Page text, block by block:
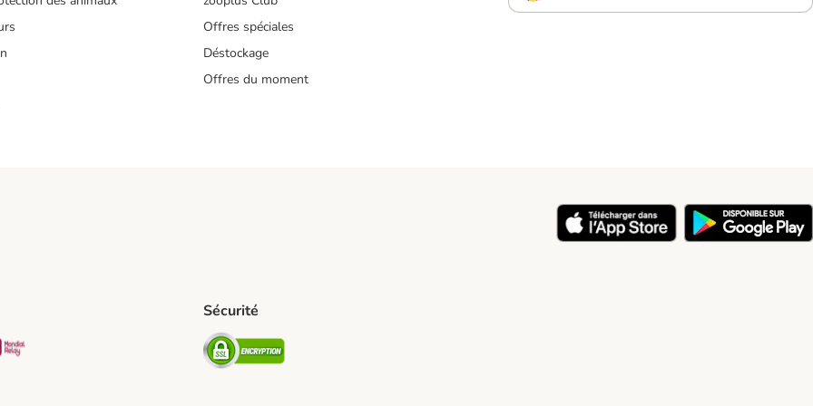
Offres spéciales
Déstockage
Offres du moment
Method
Shipping Method
Mondial relay Shipping Method
Sécurité
Security